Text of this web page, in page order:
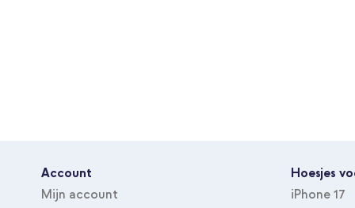
Account
Mijn account
Hoesjes
iPhone 17